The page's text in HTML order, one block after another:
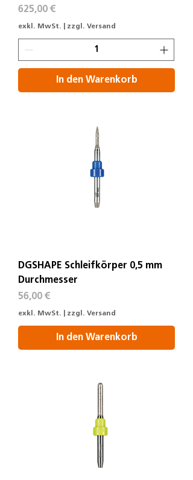
Preis
625,00 €
exkl. MwSt. zzgl. Versand
In den Warenkorb
DGSHAPE Schleifkörper 0,5 mm
Durchmesser
Preis
56,00 €
exkl. MwSt. zzgl. Versand
In den Warenkorb